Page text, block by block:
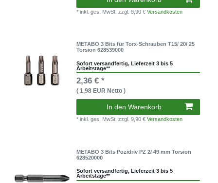
* inkl. ges. MwSt.zzgl. 9,90 €Versandkosten
METABO 3 Bits für Torx-Schrauben T15/ 20/ 25
Torsion 628539000
Sofort versandfertig, Lieferzeit 3 bis 5
Arbeitstage**
2,36 € *
( 1,98 EUR Netto )
In den Warenkorb
* inkl. ges. MwSt.zzgl. 9,90 €Versandkosten
METABO 3 Bits Pozidriv PZ 2/ 49 mm Torsion
628520000
Sofort versandfertig, Lieferzeit 3 bis 5
Arbeitstage**